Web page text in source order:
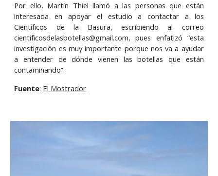
Por ello, Martín Thiel llamó a las personas que están
interesada en apoyar el estudio a contactar a los
Científicos de la Basura, escribiendo al correo
cientificosdelasbotellas@gmail.com, pues enfatizó “esta
investigación es muy importante porque nos va a ayudar
a entender de dónde vienen las botellas que están
contaminando”.
Fuente: El Mostrador